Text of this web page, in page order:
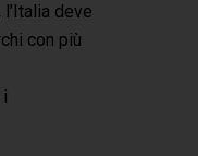
deve
con più
i